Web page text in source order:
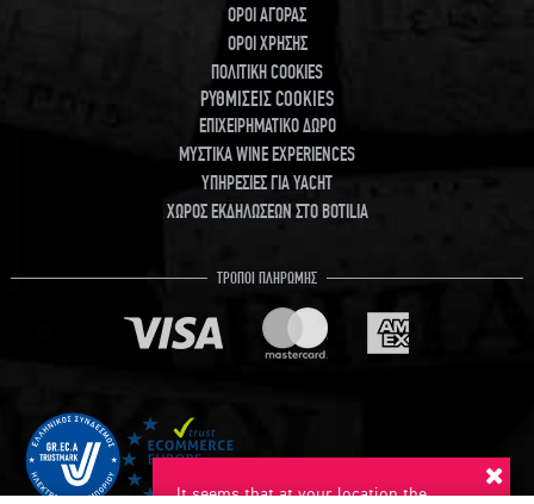
It seems that at your location the
ΟΡΟΙ ΑΓΟΡΑΣ
ΟΡΟΙ ΧΡΗΣΗΣ
ΠΟΛΙΤΙΚΗ COOKIES
ΡΥΘΜΙΣΕΙΣ COOKIES
ΕΠΙΧΕΙΡΗΜΑΤΙΚΟ ΔΩΡΟ
ΜΥΣΤΙΚΑ WINE EXPERIENCES
ΥΠΗΡΕΣΙΕΣ ΓΙΑ YACHT
ΧΩΡΟΣ ΕΚΔΗΛΩΣΕΩΝ ΣΤΟ BOTILIA
ΤΡΟΠΟΙ ΠΛΗΡΩΜΗΣ